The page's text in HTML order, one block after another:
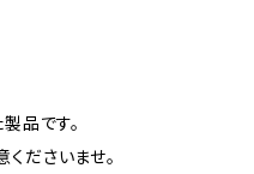
品です。
ださいませ。